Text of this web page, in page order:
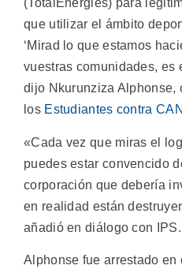
(TotalEnergies) para
que utilizar el ámbito
‘Mirad lo que estamos
vuestras comunidades, es
dijo Nkurunziza Alphonse,
los Estudiantes contra
«Cada vez que miras el
puedes estar convencido
corporación que debería
en realidad están
añadió en diálogo con IPS.
Alphonse fue arrestado en